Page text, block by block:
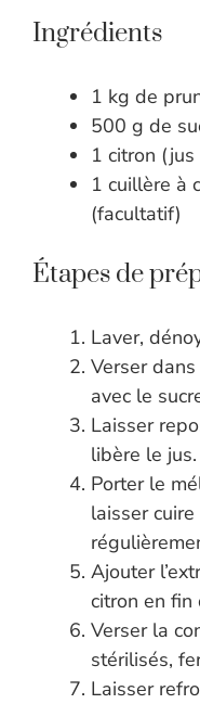
Ingrédients
1 kg de
500 g de
1 citron (jus
1 cuillère à
(facultatif)
Étapes de
Laver,
Verser
avec le
Laisser
libère le jus.
Porter le
laisser
Ajouter
citron en fin
Verser la
stérilisés,
Laisser